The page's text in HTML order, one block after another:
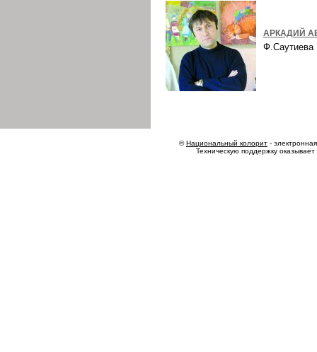
АРКАДИЙ
©Национальный колорит -
Техническую поддержку